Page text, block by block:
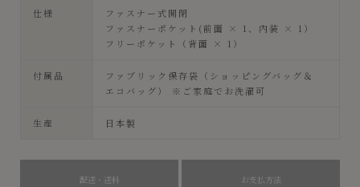
仕様
ファスナー式開閉
ファスナーポケット(前面 × 1、内装 × 1）
フリーポケット（背面 × 1）
付属品
ファブリック保存袋（ショッピングバッグ＆
エコバッグ） ※ご家庭でお洗濯可
生産 日本製
配送・送料 お支払方法